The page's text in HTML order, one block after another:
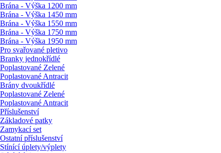
Brána - Výška 1200 mm
Brána - Výška 1450 mm
Brána - Výška 1550 mm
Brána - Výška 1750 mm
Brána - Výška 1950 mm
Pro svařované pletivo
Branky jednokřídlé
Poplastované Zelené
Poplastované Antracit
Brány dvoukřídlé
Poplastované Zelené
Poplastované Antracit
Příslušenství
Základové patky
Zamykací set
Ostatní příslušenství
Stínící úplety/výplety